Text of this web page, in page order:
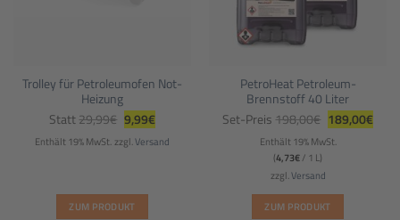
Trolley für Petroleumofen Not-
Heizung
Statt 29,99€ Ursprünglicher
Preis
war:
29,99€
9,99€Aktueller
Preis
ist:
9,99€.
Enthält 19% MwSt.zzgl.Versand
ZUM PRODUKT
PetroHeat Petroleum-
Brennstoff 40 Liter
Set-Preis 198,00€ Preis
war:
198,00€
189,00€Preis
Enthält 19% MwSt.
(4,73€/ 1 L)
zzgl.Versand
ZUM PRODUKT